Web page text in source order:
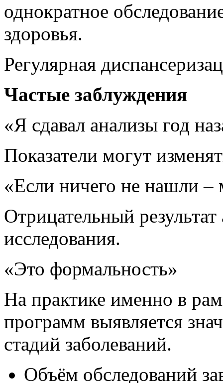
однократное
здоровья.
Регулярная
Частые заблуждения
«Я сдавал анализы год
Показатели могут
«Если ничего не нашли –
Отрицательный
исследования.
«Это формальность»
На практике именно в
программ выявляется
стадий заболеваний.
Объём обследований